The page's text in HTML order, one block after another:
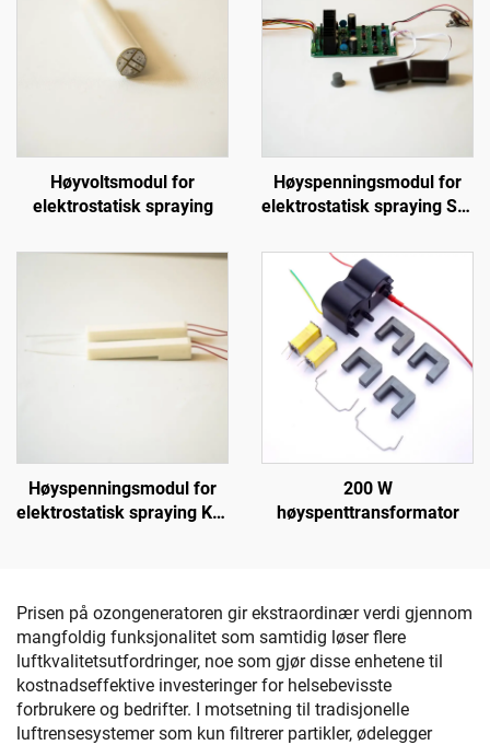
Høyvoltsmodul for
elektrostatisk spraying
Høyspenningsmodul for
elektrostatisk spraying SX-
Høyspenningsmodul for
elektrostatisk spraying KCI
200 W
høyspenttransformator
Prisen på ozongeneratoren gir ekstraordinær verdi gjennom
mangfoldig funksjonalitet som samtidig løser flere
luftkvalitetsutfordringer, noe som gjør disse enhetene til
kostnadseffektive investeringer for helsebevisste
forbrukere og bedrifter. I motsetning til tradisjonelle
luftrensesystemer som kun filtrerer partikler, ødelegger